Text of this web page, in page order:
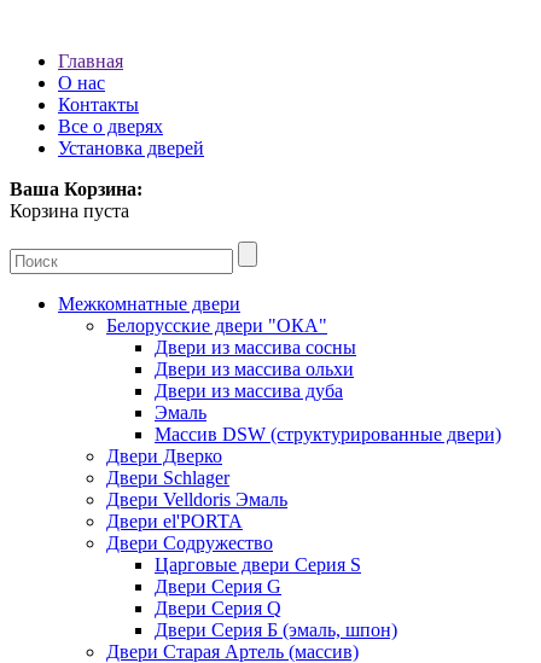
Главная
О нас
Контакты
Все о дверях
Установка дверей
Ваша Корзина:
Корзина пуста
Межкомнатные двери
Белорусские двери "ОКА"
Двери из массива сосны
Двери из массива ольхи
Двери из массива дуба
Эмаль
Массив DSW (cтруктурированные двери)
Двери Дверко
Двери Schlager
Двери Velldoris Эмаль
Двери el'PORTA
Двери Содружество
Царговые двери Cерия S
Двери Серия G
Двери Серия Q
Двери Серия Б (эмаль, шпон)
Двери Старая Артель (массив)